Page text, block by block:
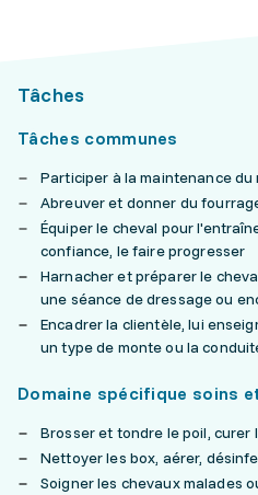
Tâches
Tâches communes
Participer à la maintenance
Abreuver et donner du
Équiper le cheval pour
confiance, le faire progresser
Harnacher et préparer le
une séance de dressage ou
Encadrer la clientèle, lui
un type de monte ou la
Domaine spécifique soins
Brosser et tondre le poil,
Nettoyer les box, aérer,
Soigner les chevaux malades